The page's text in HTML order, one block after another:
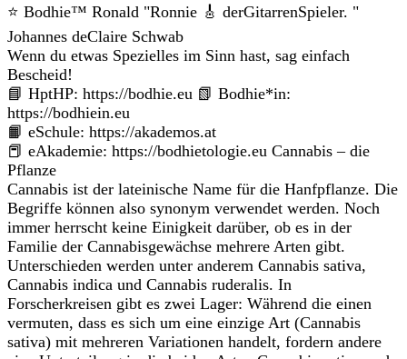
⭐️ Bodhie™ Ronald "Ronnie 🎸 derGitarrenSpieler. "
Johannes deClaire Schwab
Wenn du etwas Spezielles im Sinn hast, sag einfach
Bescheid!
📘 HptHP: https://bodhie.eu 📗 Bodhie*in:
https://bodhiein.eu
📙 eSchule: https://akademos.at
📕 eAkademie: https://bodhietologie.eu Cannabis – die
Pflanze
Cannabis ist der lateinische Name für die Hanfpflanze. Die
Begriffe können also synonym verwendet werden. Noch
immer herrscht keine Einigkeit darüber, ob es in der
Familie der Cannabisgewächse mehrere Arten gibt.
Unterschieden werden unter anderem Cannabis sativa,
Cannabis indica und Cannabis ruderalis. In
Forscherkreisen gibt es zwei Lager: Während die einen
vermuten, dass es sich um eine einzige Art (Cannabis
sativa) mit mehreren Variationen handelt, fordern andere